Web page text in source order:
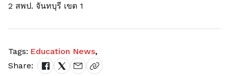
2 สพป. จันทบุรี เขต 1
Tags: Education News,
Share: